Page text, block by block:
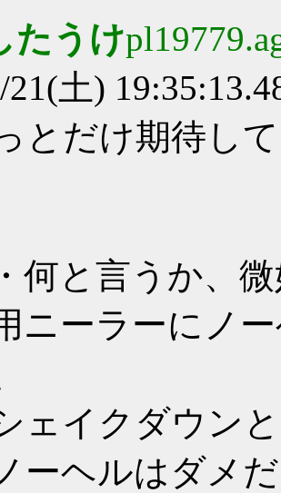
たうけ
21(土)
とだけ期待し
何と言うか、
ニーラーにノ
ェイクダウン
ーヘルはダメ